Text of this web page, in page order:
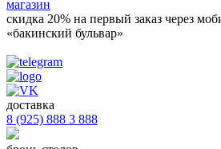
магазин
скидка 20% на первый заказ через
«бакинский бульвар»
доставка
8 (925) 888 3 888